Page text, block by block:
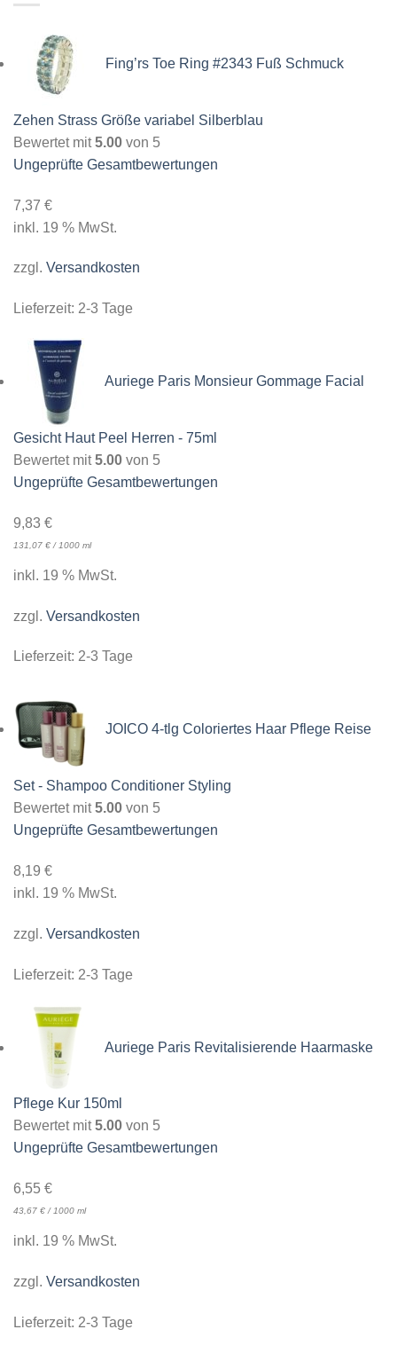
Fing’rs Toe Ring #2343 Fuß Schmuck
Zehen Strass Größe variabel Silberblau
Bewertet mit5.00 von 5
Ungeprüfte Gesamtbewertungen
7,37 €
inkl. 19 % MwSt.
zzgl. Versandkosten
Lieferzeit: 2-3 Tage
Auriege Paris Monsieur Gommage Facial
Gesicht Haut Peel Herren - 75ml
Bewertet mit5.00 von 5
Ungeprüfte Gesamtbewertungen
9,83 €
131,07 € / 1000 ml
inkl. 19 % MwSt.
zzgl. Versandkosten
Lieferzeit: 2-3 Tage
JOICO 4-tlg Coloriertes Haar Pflege Reise
Set - Shampoo Conditioner Styling
Bewertet mit5.00 von 5
Ungeprüfte Gesamtbewertungen
8,19 €
inkl. 19 % MwSt.
zzgl. Versandkosten
Lieferzeit: 2-3 Tage
Auriege Paris Revitalisierende Haarmaske
Pflege Kur 150ml
Bewertet mit5.00 von 5
Ungeprüfte Gesamtbewertungen
6,55 €
43,67 € / 1000 ml
inkl. 19 % MwSt.
zzgl. Versandkosten
Lieferzeit: 2-3 Tage